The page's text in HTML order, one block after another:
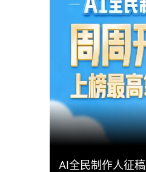
AI全民制作人征稿